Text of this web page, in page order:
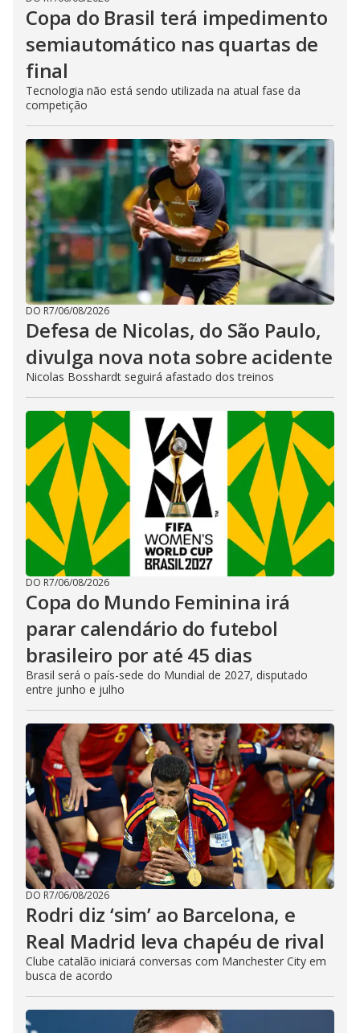
Copa do Brasil terá impedimento
semiautomático nas quartas de
final
Tecnologia não está sendo utilizada na atual fase da
competição
DO R7/06/08/2026
Defesa de Nicolas, do São Paulo,
divulga nova nota sobre acidente
Nicolas Bosshardt seguirá afastado dos treinos
DO R7/06/08/2026
Copa do Mundo Feminina irá
parar calendário do futebol
brasileiro por até 45 dias
Brasil será o país-sede do Mundial de 2027, disputado
entre junho e julho
DO R7/06/08/2026
Rodri diz ‘sim’ ao Barcelona, e
Real Madrid leva chapéu de rival
Clube catalão iniciará conversas com Manchester City em
busca de acordo